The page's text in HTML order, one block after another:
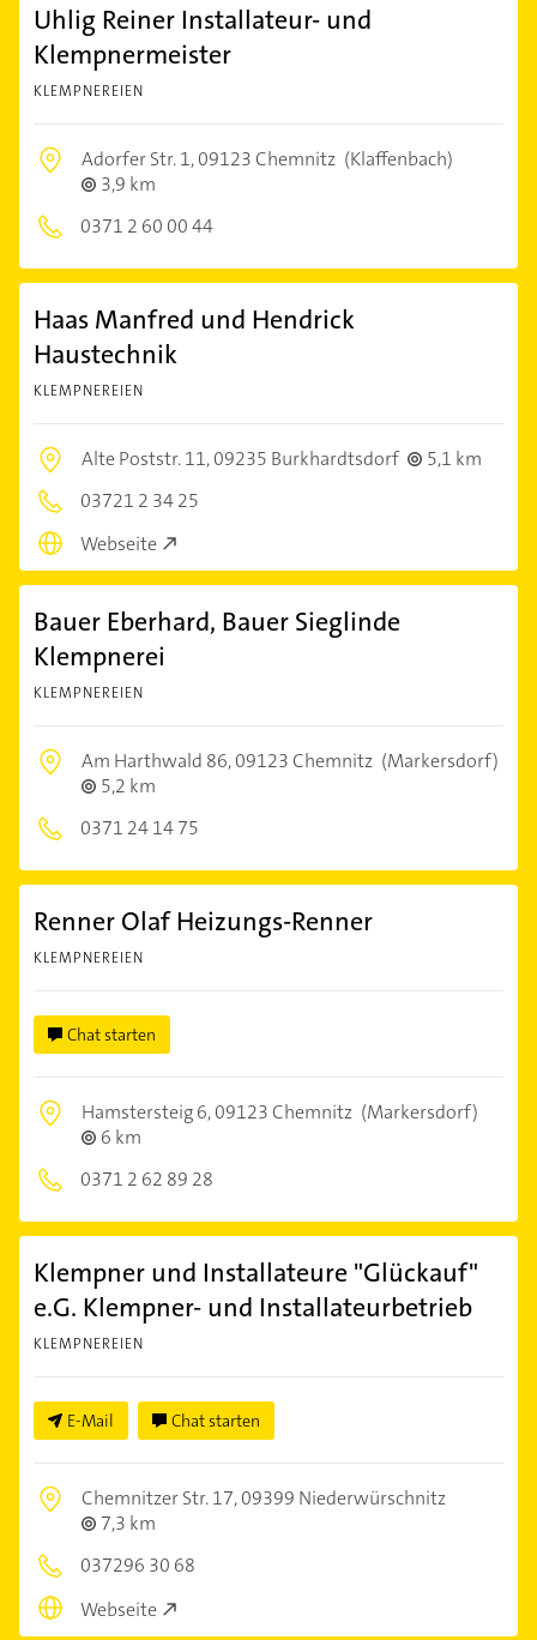
Uhlig Reiner Installateur- und
Klempnermeister
KLEMPNEREIEN
Adorfer Str. 1,09123 Chemnitz (Klaffenbach)
3,9 km
0371 2 60 00 44
Haas Manfred und Hendrick
Haustechnik
KLEMPNEREIEN
Alte Poststr. 11,09235 Burkhardtsdorf
5,1 km
03721 2 34 25
Webseite
Bauer Eberhard, Bauer Sieglinde
Klempnerei
KLEMPNEREIEN
Am Harthwald 86,09123 Chemnitz (Markersdorf)
5,2 km
0371 24 14 75
Renner Olaf Heizungs-Renner
KLEMPNEREIEN
Chat starten
Hamstersteig 6,09123 Chemnitz (Markersdorf)
6 km
0371 2 62 89 28
Klempner und Installateure "Glückauf"
e.G. Klempner- und Installateurbetrieb
KLEMPNEREIEN
E-Mail Chat starten
Chemnitzer Str. 17,09399 Niederwürschnitz
7,3 km
037296 30 68
Webseite